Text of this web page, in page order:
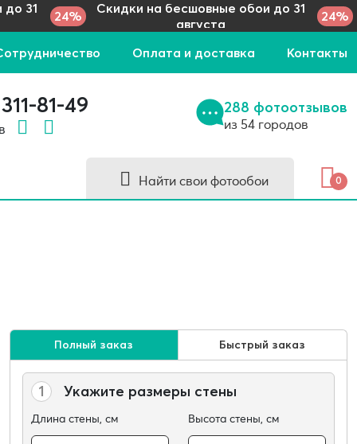
31
24%
Скидки на бесшовные обои до 31
августа
24%
Оплата и доставка Контакты
81-49 288 фотоотзывов
из 54 городов
Найти свои фотообои 0
Полный заказ Быстрый заказ
1 Укажите размеры стены
Длина стены, см Высота стены, см